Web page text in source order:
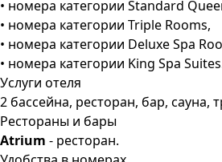
• номера категории Standard
• номера категории Triple Rooms,
• номера категории Deluxe Spa
• номера категории King Spa
Услуги отеля
2 бассейна, ресторан, бар, сауна,
Рестораны и бары
Atrium - ресторан.